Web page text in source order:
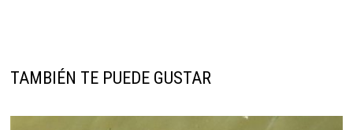
TAMBIÉN TE PUEDE GUSTAR